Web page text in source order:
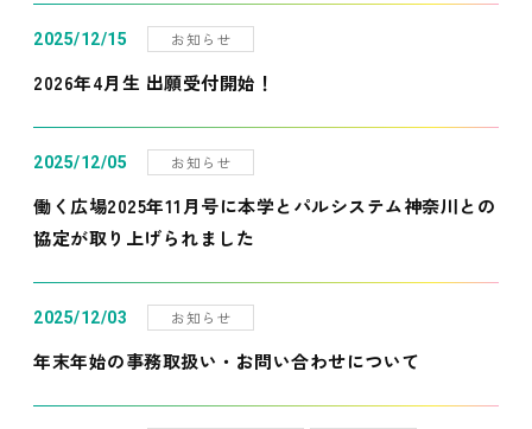
2025/12/15 お知らせ
2026年4月生 出願受付開始！
2025/12/05 お知らせ
働く広場2025年11月号に本学とパルシステム神奈川との
協定が取り上げられました
2025/12/03 お知らせ
年末年始の事務取扱い・お問い合わせについて